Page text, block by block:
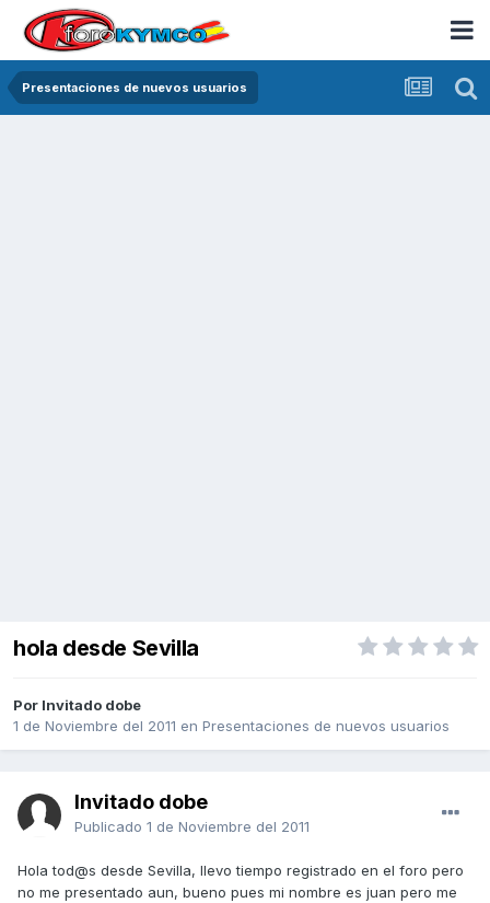
Presentaciones de nuevos usuarios
hola desde Sevilla
Por Invitado dobe
1 de Noviembre del 2011 en Presentaciones de nuevos usuarios
Invitado dobe
Publicado 1 de Noviembre del 2011
Hola tod@s desde Sevilla, llevo tiempo registrado en el foro pero
no me presentado aun, bueno pues mi nombre es juan pero me